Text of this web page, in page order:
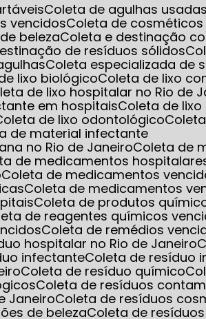
Coleta de agulhas usadas
vencidos
Coleta de
beleza
Coleta e destinação
de resíduos sólidos
Coleta especializada de
de lixo biológico Coleta de lixo
de lixo hospitalar no Rio de
em hospitais
Coleta de
Coleta de lixo odontológico
de material infectante
no Rio de Janeiro
Coleta de
de medicamentos
Coleta de medicamentos
Coleta de medicamentos
Coleta de produtos
de reagentes químicos
Coleta de remédios
hospitalar no Rio de Janeiro
infectante
Coleta de
Coleta de resíduo químico
Coleta de resíduos
Janeiro
Coleta de resíduos
de beleza
Coleta de